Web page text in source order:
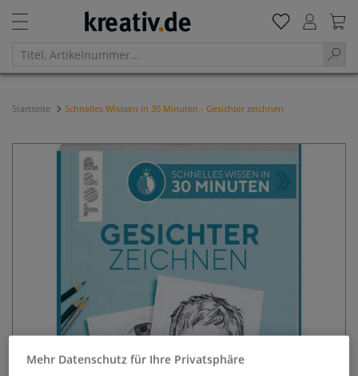
Startseite Schnelles Wisssen in 30 Minuten - Gesichter zeichnen
Mehr Datenschutz für Ihre Privatsphäre